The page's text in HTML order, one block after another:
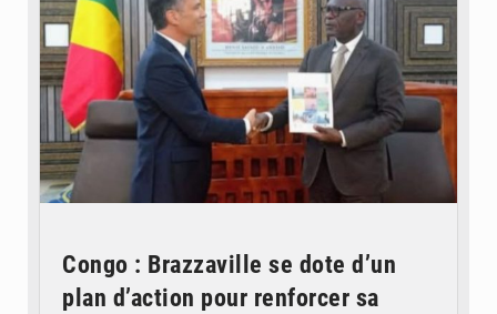
Congo : Brazzaville se dote d’un
plan d’action pour renforcer sa